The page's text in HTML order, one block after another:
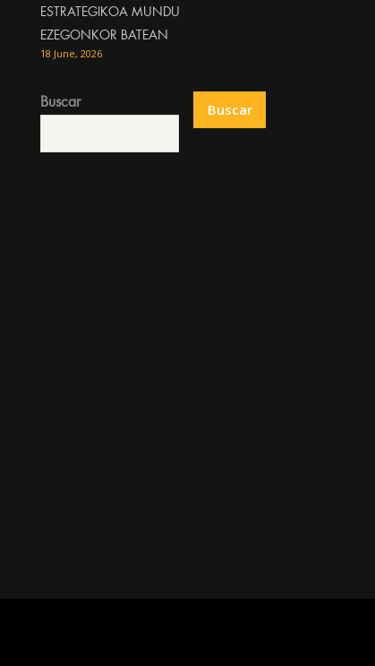
ESTRATEGIKOA MUNDU
EZEGONKOR BATEAN
18 June, 2026
Buscar Buscar